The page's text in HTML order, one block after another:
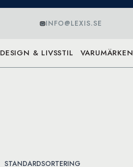
INFO@LEXIS.SE
DESIGN & LIVSSTIL VARUMÄRKEN